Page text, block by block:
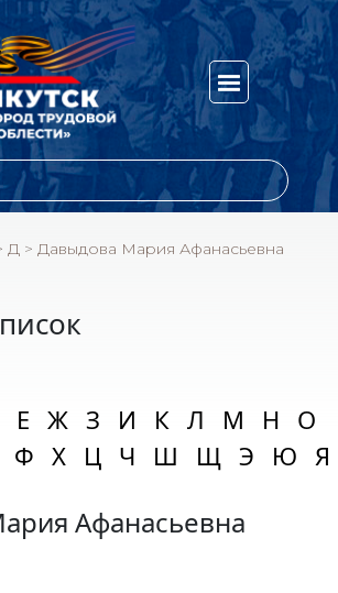
Д > Давыдова Мария Афанасьевна
Е Ж З И К Л М Н О
Ф Х Ц Ч Ш Щ Э Ю Я
Афанасьевна